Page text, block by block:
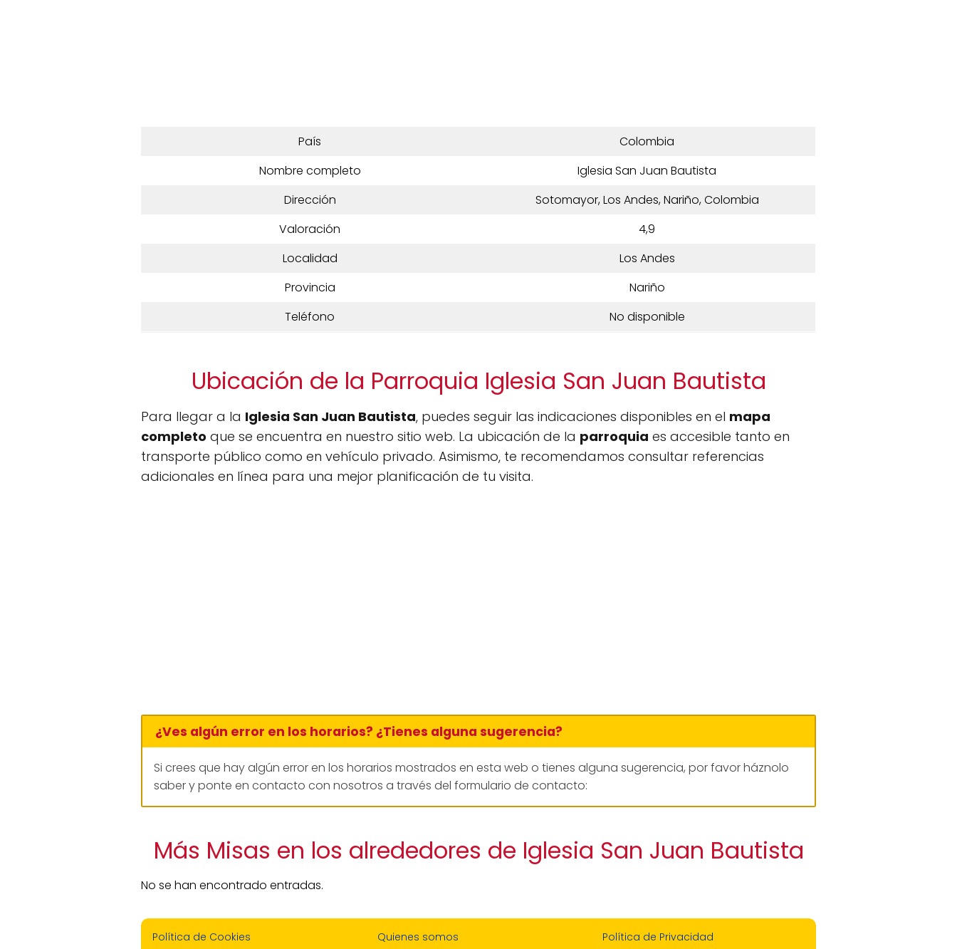
País
Colombia
Nombre completo
Iglesia San Juan Bautista
Dirección
Sotomayor, Los Andes, Nariño, Colombia
Valoración
4,9
Localidad
Los Andes
Provincia
Nariño
Teléfono
No disponible
Ubicación de la Parroquia Iglesia San Juan Bautista
Para llegar a la Iglesia San Juan Bautista, puedes seguir las indicaciones disponibles en el mapa
completo que se encuentra en nuestro sitio web. La ubicación de la parroquia es accesible tanto en
transporte público como en vehículo privado. Asimismo, te recomendamos consultar referencias
adicionales en línea para una mejor planificación de tu visita.
¿Ves algún error en los horarios? ¿Tienes alguna sugerencia?
Si crees que hay algún error en los horarios mostrados en esta web o tienes alguna sugerencia, por favor háznolo
saber y ponte en contacto con nosotros a través del formulario de contacto:
Más Misas en los alrededores de Iglesia San Juan Bautista
No se han encontrado entradas.
Política de Cookies Quienes somos Política de Privacidad